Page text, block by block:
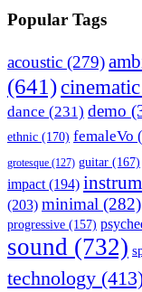
Popular Tags
acoustic (279)
(641)cinematic
dance (231) demo
ethnic (170) femaleVo
grotesque (127) guitar (167)
impact (194)
(203) minimal (282)
progressive (157)
sound (732)
technology